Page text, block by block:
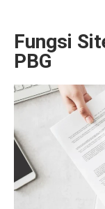
Fungsi
PBG